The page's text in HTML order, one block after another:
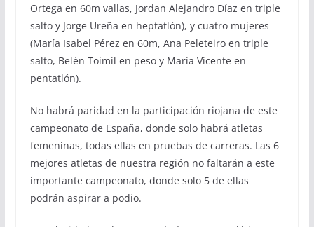
Ortega en 60m vallas, Jordan Alejandro Díaz en triple
salto y Jorge Ureña en heptatlón), y cuatro mujeres
(María Isabel Pérez en 60m, Ana Peleteiro en triple
salto, Belén Toimil en peso y María Vicente en
pentatlón).
No habrá paridad en la participación riojana de este
campeonato de España, donde solo habrá atletas
femeninas, todas ellas en pruebas de carreras. Las 6
mejores atletas de nuestra región no faltarán a este
importante campeonato, donde solo 5 de ellas
podrán aspirar a podio.